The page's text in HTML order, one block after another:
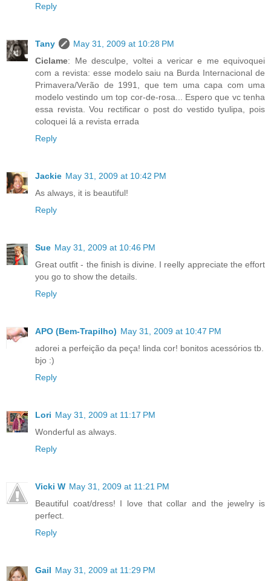
Reply
Tany
May 31, 2009 at 10:28 PM
Ciclame: Me desculpe, voltei a vericar e me equivoquei
com a revista: esse modelo saiu na Burda Internacional de
Primavera/Verão de 1991, que tem uma capa com uma
modelo vestindo um top cor-de-rosa... Espero que vc tenha
essa revista. Vou rectificar o post do vestido tyulipa, pois
coloquei lá a revista errada
Reply
Jackie May 31, 2009 at 10:42 PM
As always, it is beautiful!
Reply
Sue May 31, 2009 at 10:46 PM
Great outfit - the finish is divine. I reelly appreciate the effort
you go to show the details.
Reply
APO (Bem-Trapilho) May 31, 2009 at 10:47 PM
adorei a perfeição da peça! linda cor! bonitos acessórios tb.
bjo :)
Reply
Lori May 31, 2009 at 11:17 PM
Wonderful as always.
Reply
Vicki W May 31, 2009 at 11:21 PM
Beautiful coat/dress! I love that collar and the jewelry is
perfect.
Reply
Gail May 31, 2009 at 11:29 PM